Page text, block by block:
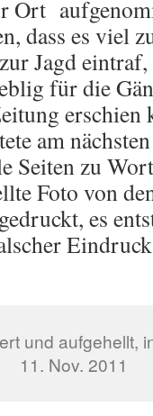
Ort
dass es viel
Jagd
für die
erschien
am
Seiten zu
Foto von
es
und aufgehellt,
11. Nov. 2011